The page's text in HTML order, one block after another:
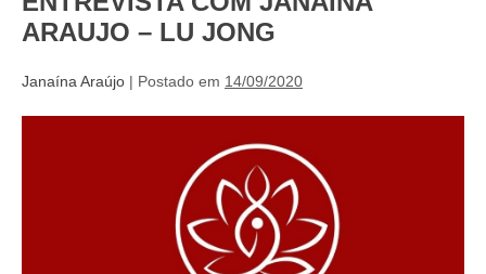
ARAUJO – LU JONG
Janaína Araújo | Postado em 14/09/2020